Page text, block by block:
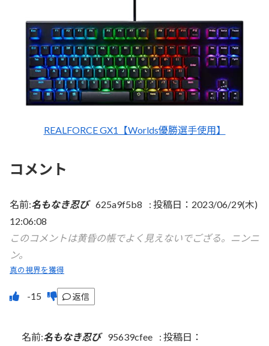
REALFORCE GX1【Worlds優勝選手使用】
コメント
名前:名もなき忍び 625a9f5b8 : 投稿日：2023/06/29(木)
12:06:08
このコメントは黄昏の帳でよく見えないでござる。ニンニ
ン。
真の視界を獲得
返信
名前:名もなき忍び 95639cfee : 投稿日：